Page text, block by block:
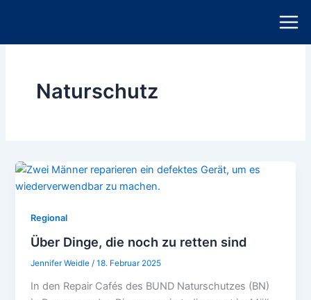
Naturschutz
Regional
Über Dinge, die noch zu retten sind
Jennifer Weidle/18. Februar 2025
In den Repair Cafés des BUND Naturschutzes (BN)